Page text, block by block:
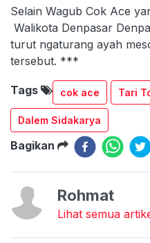
Selain Wagub Cok Ace
Walikota Denpasar
turut ngaturang ayah
tersebut. ***
Tags cok ace Tari
Dalem Sidakarya
Bagikan
Rohmat
Lihat semua